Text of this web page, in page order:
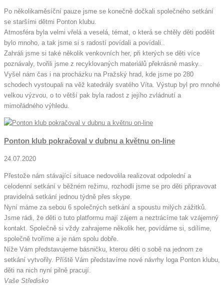
Po několikaměsíční pauze jsme se konečně dočkali společného setkání
se staršími dětmi Ponton klubu.
Atmosféra byla velmi vřelá a veselá, témat, o která se chtěly děti podělit
bylo mnoho, a tak jsme si s radostí povídali a povídali..
Zahráli jsme si také několik venkovních her, při kterých se děti více
poznávaly, tvořili jsme z recyklovaných materiálů překrásné masky..
Vyšel nám čas i na procházku na Pražský hrad, kde jsme po 280
schodech vystoupali na věž katedrály svatého Víta. Výstup byl pro mnohé
velkou výzvou, o to větší pak byla radost z jejího zvládnutí a
mimořádného výhledu.
Ponton klub pokračoval v dubnu a květnu on-line
24.07.2020
Přestože nám stávající situace nedovolila realizovat odpolední a
celodenní setkání v běžném režimu, rozhodli jsme se pro děti připravovat
pravidelná setkání jednou týdně přes skype.
Nyní máme za sebou 6 společných setkání a spoustu milých zážitků.
Jsme rádi, že děti o tuto platformu mají zájem a neztrácíme tak vzájemný
kontakt. Společně si vždy zahrajeme několik her, povídáme si, sdílíme,
společně tvoříme a je nám spolu dobře.
Níže Vám představujeme básničku, kterou děti o sobě na jednom ze
setkání vytvořily. Příště Vám představíme nové návrhy loga Ponton klubu,
děti na nich nyní pilně pracují.
Vaše Středisko